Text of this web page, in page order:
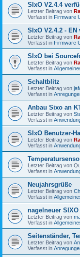
SIxO V2.4.4
Letzter Beitrag von
Verfasst in Firmware
SIxO V2.4.2 - EN
Letzter Beitrag von
Verfasst in Firmware
SIxO bei
Letzter Beitrag von
Verfasst in
Schaltblitz
Letzter Beitrag von
Verfasst in
Anbau Sixo an
Letzter Beitrag von
Verfasst in
SIxO Benutzer-
Letzter Beitrag von
Verfasst in
Letzter Beitrag von
Verfasst in
Neujahrsgrüße
Letzter Beitrag von
Verfasst in
nagelneuer
Letzter Beitrag von
Verfasst in
Seitenständer,
Letzter Beitrag von
Verfasst in